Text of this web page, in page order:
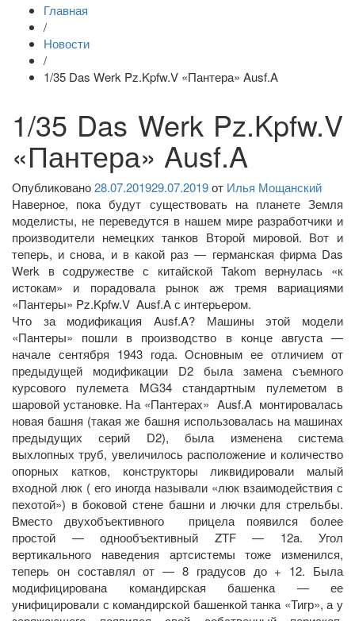
Главная
/
Новости
/
1/35 Das Werk Pz.Kpfw.V «Пантера» Ausf.A
1/35 Das Werk Pz.Kpfw.V
«Пантера» Ausf.A
Опубликовано28.07.201929.07.2019от Илья Мощанский
Наверное, пока будут существовать на планете Земля
моделисты, не переведутся в нашем мире разработчики и
производители немецких танков Второй мировой. Вот и
теперь, и снова, и в какой раз — германская фирма Das
Werk в содружестве с китайской Takom вернулась «к
истокам» и порадовала рынок аж тремя вариациями
«Пантеры» Pz.Kpfw.V Ausf.A с интерьером.
Что за модификация Ausf.A? Машины этой модели
«Пантеры» пошли в производство в конце августа —
начале сентября 1943 года. Основным ее отличием от
предыдущей модификации D2 была замена съемного
курсового пулемета MG34 стандартным пулеметом в
шаровой установке. На «Пантерах» Ausf.A монтировалась
новая башня (такая же башня использовалась на машинах
предыдущих серий D2), была изменена система
выхлопных труб, увеличилось расположение и количество
опорных катков, конструкторы ликвидировали малый
входной люк ( его иногда называли «люк взаимодействия с
пехотой») в боковой стене башни и лючки для стрельбы.
Вместо двухобъективного прицела появился более
простой — однообъективный ZTF — 12a. Угол
вертикального наведения артсистемы тоже изменился,
теперь он составлял от — 8 градусов до + 12. Была
модифицирована командирская башенка — ее
унифицировали с командирской башенкой танка «Тигр», а у